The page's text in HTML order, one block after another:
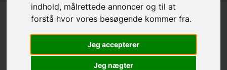
indhold, målrettede annoncer og til at
forstå hvor vores besøgende kommer fra.
Jeg accepterer
Jeg nægter